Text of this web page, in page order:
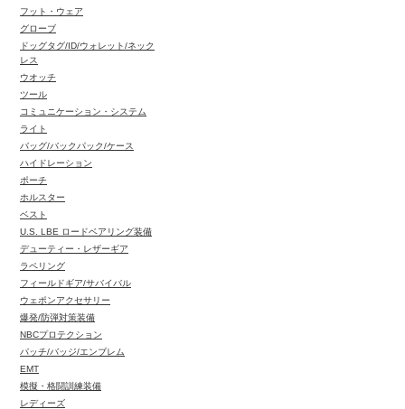
フット・ウェア
グローブ
ドッグタグ/ID/ウォレット/ネック
レス
ウオッチ
ツール
コミュニケーション・システム
ライト
バッグ/バックパック/ケース
ハイドレーション
ポーチ
ホルスター
ベスト
U.S. LBE ロードベアリング装備
デューティー・レザーギア
ラペリング
フィールドギア/サバイバル
ウェポンアクセサリー
爆発/防弾対策装備
NBCプロテクション
パッチ/バッジ/エンブレム
EMT
模擬・格闘訓練装備
レディーズ